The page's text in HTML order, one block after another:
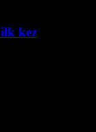
kez